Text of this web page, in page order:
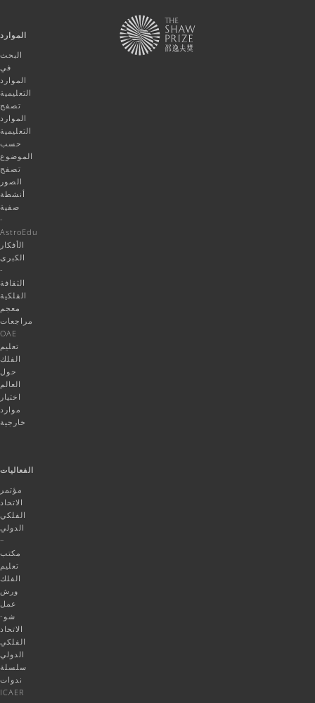
الموارد
البحث
في
الموارد
التعليمية
تصفح
الموارد
التعليمية
حسب
الموضوع
تصفح
الصور
أنشطة
صفية
-
AstroEdu
الأفكار
الكبرى
-
الثقافة
الفلكية
معجم
مراجعات
OAE
تعليم
الفلك
حول
العالم
اختيار
موارد
خارجية
الفعاليات
مؤتمر
الاتحاد
الفلكي
الدولي
–
مكتب
تعليم
الفلك
ورش
عمل
شو-
الاتحاد
الفلكي
الدولي
سلسلة
ندوات
ICAER